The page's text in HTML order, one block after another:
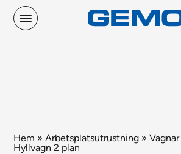
Hem »Arbetsplatsutrustning »Vagnar
Hyllvagn 2 plan